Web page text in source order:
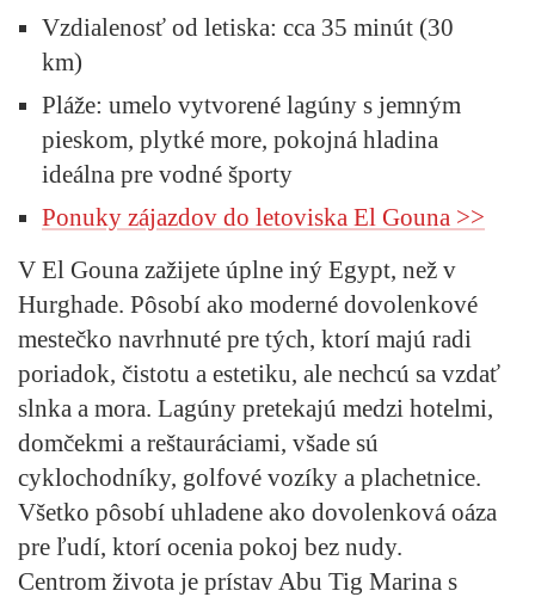
Vzdialenosť od letiska: cca 35 minút (30
km)
Pláže: umelo vytvorené lagúny s jemným
pieskom, plytké more, pokojná hladina
ideálna pre vodné športy
Ponuky zájazdov do letoviska El Gouna >>
V El Gouna zažijete úplne iný Egypt, než v
Hurghade. Pôsobí ako moderné dovolenkové
mestečko navrhnuté pre tých, ktorí majú radi
poriadok, čistotu a estetiku, ale nechcú sa vzdať
slnka a mora. Lagúny pretekajú medzi hotelmi,
domčekmi a reštauráciami, všade sú
cyklochodníky, golfové vozíky a plachetnice.
Všetko pôsobí uhladene ako dovolenková oáza
pre ľudí, ktorí ocenia pokoj bez nudy.
Centrom života je prístav Abu Tig Marina s